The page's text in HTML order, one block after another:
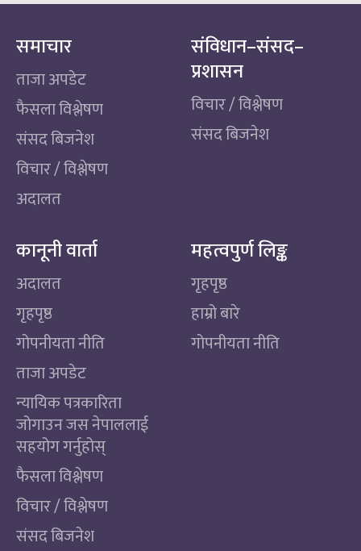
समाचार
ताजा अपडेट
फैसला विश्लेषण
संसद बिजनेश
विचार / विश्लेषण
अदालत
संविधान–संसद–
प्रशासन
विचार / विश्लेषण
संसद बिजनेश
कानूनी वार्ता
अदालत
गृहपृष्ठ
गोपनीयता नीति
ताजा अपडेट
न्यायिक पत्रकारिता
जोगाउन जस नेपाललाई
सहयोग गर्नुहोस्
फैसला विश्लेषण
विचार / विश्लेषण
संसद बिजनेश
महत्वपुर्ण लिङ्क
गृहपृष्ठ
हाम्रो बारे
गोपनीयता नीति